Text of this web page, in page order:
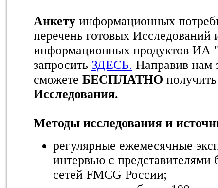
Анкету информационных
перечень готовых Исследований
информационных продуктов
запросить ЗДЕСЬ. Направив нам
сможете БЕСПЛАТНО
Исследования.
Методы исследования и
регулярные ежемесячные
интервью с представителями
сетей FMCG России;